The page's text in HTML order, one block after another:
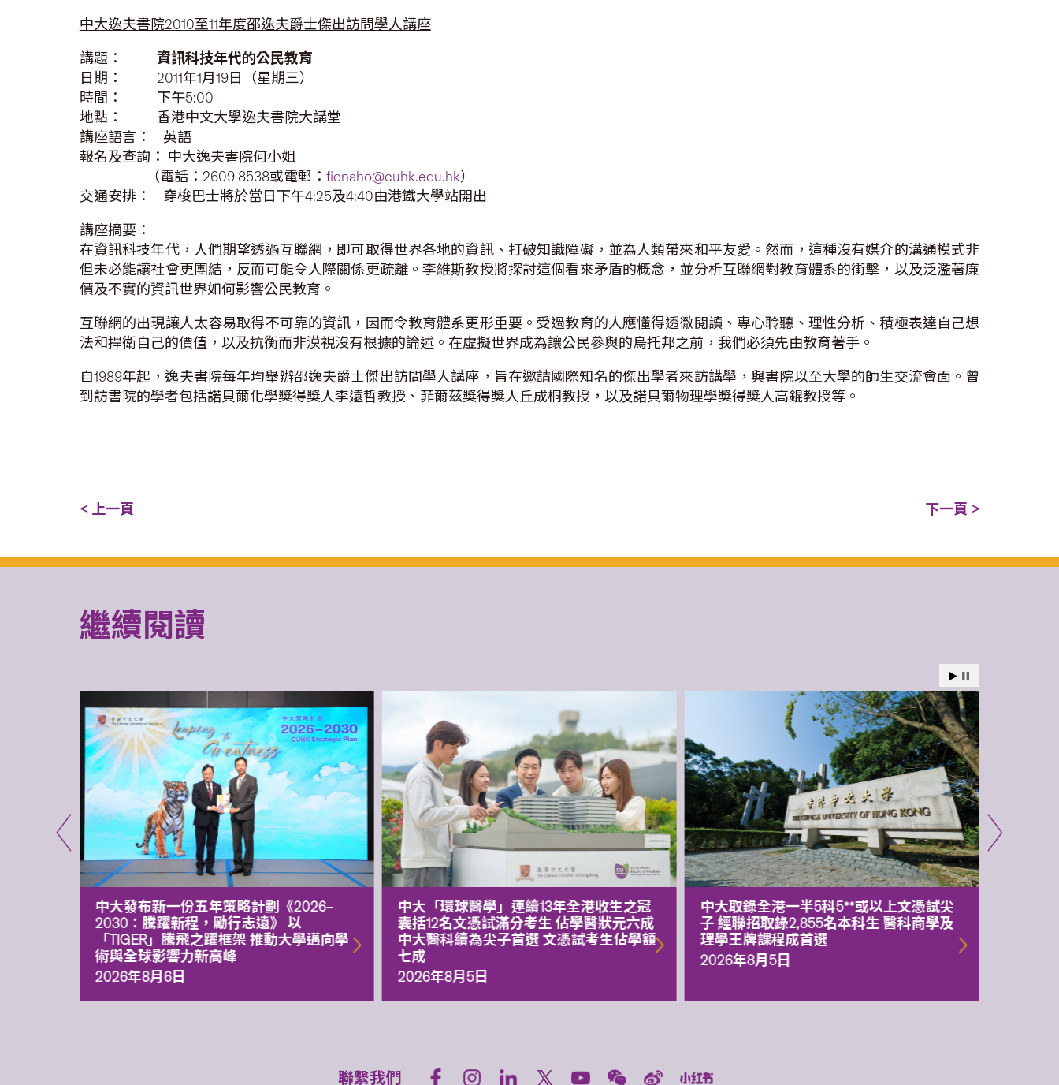
中大逸夫書院2010至11年度邵逸夫爵士傑出訪問學人講座
講題： 資訊科技年代的公民教育
日期： 2011年1月19日（星期三）
時間： 下午5:00
地點： 香港中文大學逸夫書院大講堂
講座語言： 英語
報名及查詢： 中大逸夫書院何小姐
（電話：2609 8538或電郵： fionaho@cuhk.edu.hk）
交通安排： 穿梭巴士將於當日下午4:25及4:40由港鐵大學站開出
講座摘要：
在資訊科技年代，人們期望透過互聯網，即可取得世界各地的資訊、打破知識障礙，並為人類帶來和平友愛。然而，這種沒有媒介的溝通模式非
但未必能讓社會更團結，反而可能令人際關係更疏離。李維斯教授將探討這個看來矛盾的概念，並分析互聯網對教育體系的衝擊，以及泛濫著廉
價及不實的資訊世界如何影響公民教育。
互聯網的出現讓人太容易取得不可靠的資訊，因而令教育體系更形重要。受過教育的人應懂得透徹閱讀、專心聆聽、理性分析、積極表達自己想
法和捍衛自己的價值，以及抗衡而非漠視沒有根據的論述。在虛擬世界成為讓公民參與的烏托邦之前，我們必須先由教育著手。
自1989年起，逸夫書院每年均舉辦邵逸夫爵士傑出訪問學人講座，旨在邀請國際知名的傑出學者來訪講學，與書院以至大學的師生交流會面。曾
到訪書院的學者包括諾貝爾化學獎得獎人李遠哲教授、菲爾茲獎得獎人丘成桐教授，以及諾貝爾物理學獎得獎人高錕教授等。
< 上一頁 下一頁 >
繼續閱讀
中大發布新一份五年策略計劃《2026‒
2030：騰躍新程，勵行志遠》 以
「TIGER」騰飛之躍框架 推動大學邁向學
術與全球影響力新高峰
2026年8月6日
中大「環球醫學」連續13年全港收生之冠
囊括12名文憑試滿分考生 佔學醫狀元六成
中大醫科續為尖子首選 文憑試考生佔學額
七成
2026年8月5日
中大取錄全港一半5科5**或以上文憑試尖
子 經聯招取錄2,855名本科生 醫科商學及
理學王牌課程成首選
2026年8月5日
聯繫我們